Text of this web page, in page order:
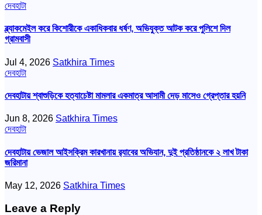
দেবহাটা
ব্ল্যাকমেইল করে কিশোরীকে একাধিকবার ধর্ষণ, অভিযুক্ত আটক করে পুলিশে দিল
গ্রামবাসী
Jul 4, 2026 Satkhira Times
দেবহাটা
দেবহাটায় শ্বাশুড়িকে হত্যাচেষ্টা মামলার একমাত্র আসামী দেড় মাসেও গ্রেপ্তার হয়নি
Jun 8, 2026 Satkhira Times
দেবহাটা
দেবহাটায় ভেজাল আইসক্রিম কারখানায় র‍্যাবের অভিযান, দুই প্রতিষ্ঠানকে ২ লাখ টাকা
জরিমানা
May 12, 2026 Satkhira Times
Leave a Reply